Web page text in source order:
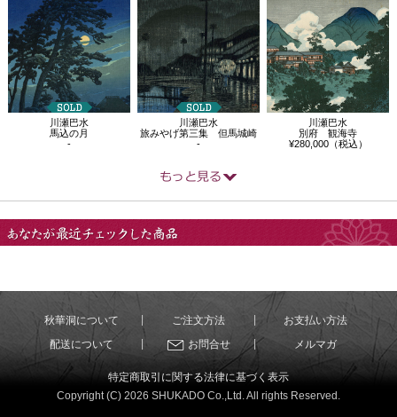
川瀬巴水
馬込の月
-
川瀬巴水
旅みやげ第三集 但馬城崎
-
川瀬巴水
別府 観海寺
¥280,000（税込）
秋華洞について ご注文方法
お支払い方法
配送について
お問合せ メルマガ
特定商取引に関する法律に基づく表示
Copyright (C) 2026 SHUKADO Co.,Ltd. All rights Reserved.